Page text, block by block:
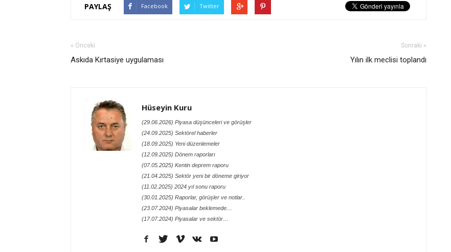
PAYLAŞ Facebook Twitter
« Önceki
Askıda Kırtasiye uygulaması
Sonraki »
Yılın ilk meclisi toplandı
Hüseyin Kuru
(29.06.2026) Piyasa düşünceleri ve görüşler
(24.09.2025) Sektörel haberler
(18.09.2025) Yeni düzenlemeler
(12.09.2025) Dönem raporları
(07.05.2025) Kentin deprem raporu
(21.04.2025) Sektör yeni bir döneme giriyor
(11.02.2025) 2024 yıl sonu raporu
(30.01.2025) Raporlar, görüşler ve notlar..
(23.07.2024) Piyasalar beklemede…
(17.07.2024) Piyasalar ve sektör…